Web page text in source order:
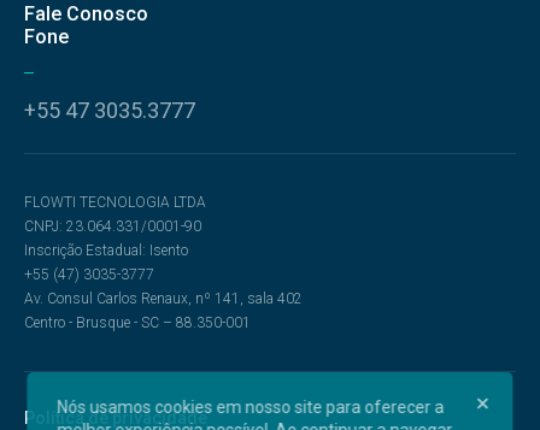
Fale Conosco
Fone
+55 47 3035.3777
FLOWTI TECNOLOGIA LTDA
CNPJ: 23.064.331/0001-90
Inscrição Estadual: Isento
+55 (47) 3035-3777
Av. Consul Carlos Renaux, nº 141, sala 402
Centro - Brusque - SC – 88.350-001
Política de privacidade
Nós usamos cookies em nosso site para oferecer a